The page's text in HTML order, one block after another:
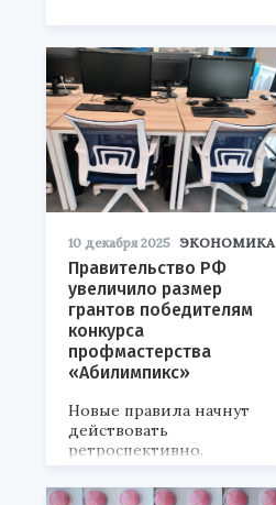
10 декабря 2025 ЭКОНОМИКА
Правительство РФ
увеличило размер
грантов победителям
конкурса
профмастерства
«Абилимпикс»
Новые правила начнут
действовать
ретроспективно.